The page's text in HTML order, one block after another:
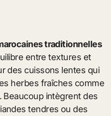
traditionnelles
entre textures et
des cuissons lentes qui
herbes fraîches comme
Beaucoup intègrent des
tendres ou des